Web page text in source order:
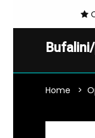
Home